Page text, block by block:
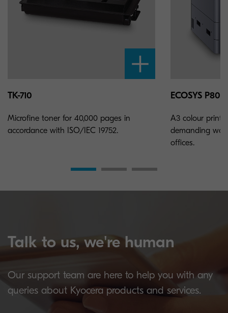
TK-710
Microfine toner for 40,000 pages in
accordance with ISO/IEC 19752.
ECOSYS
A3 colour
demanding
offices.
Talk to us, we're human
Our support team are here to help you with any
queries about Kyocera products and services.